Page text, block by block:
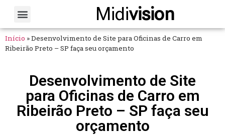
Midivision
Início »Desenvolvimento de Site para Oficinas de Carro em
Ribeirão Preto – SP faça seu orçamento
Desenvolvimento de Site
para Oficinas de Carro em
Ribeirão Preto – SP faça seu
orçamento